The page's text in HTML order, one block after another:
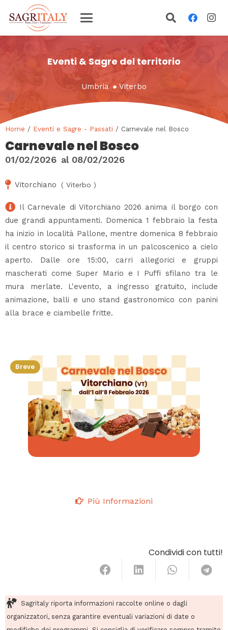
Eventi & Sagre del territorio
Umbria ● Viterbo
Home / Eventi e Sagre - Passati / Carnevale nel Bosco
Carnevale nel Bosco
01/02/2026 al 08/02/2026
Vitorchiano ( Viterbo )
Il Carnevale di Vitorchiano 2026 anima il borgo con
due grandi appuntamenti. Domenica 1 febbraio la festa
ha inizio in località Pallone, mentre domenica 8 febbraio
il centro storico si trasforma in un palcoscenico a cielo
aperto. Dalle ore 15:00, carri allegorici e gruppi
mascherati come Super Mario e I Puffi sfilano tra le
mura merlate. L'evento, a ingresso gratuito, include
animazione, balli e uno stand gastronomico con panini
alla brace e ciambelle fritte.
Breve
Più Informazioni
Condividi con tutti!
Sagritaly riporta informazioni raccolte online o dagli
organizzatori, senza garantire eventuali variazioni di date o